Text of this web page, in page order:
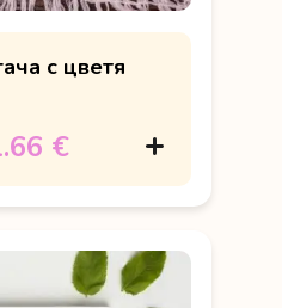
с цветя
€